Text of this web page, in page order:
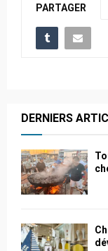
PARTAGER
DERNIERS